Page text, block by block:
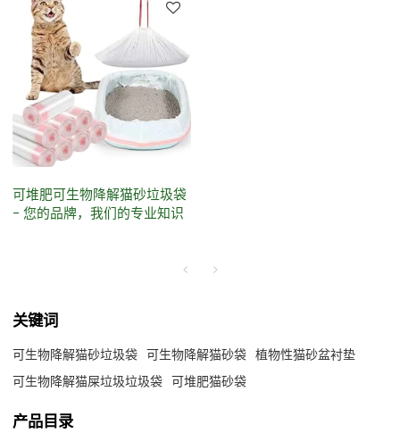
可堆肥可生物降解猫砂垃圾袋
- 您的品牌，我们的专业知识
关键词
可生物降解猫砂垃圾袋 可生物降解猫砂袋 植物性猫砂盆衬垫
可生物降解猫屎垃圾垃圾袋 可堆肥猫砂袋
产品目录